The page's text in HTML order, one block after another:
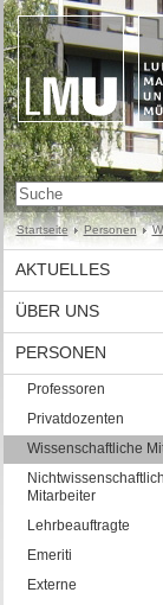
Startseite Personen
AKTUELLES
ÜBER UNS
PERSONEN
Professoren
Privatdozenten
Wissenschaftliche
Mitarbeiter
Lehrbeauftragte
Emeriti
Externe